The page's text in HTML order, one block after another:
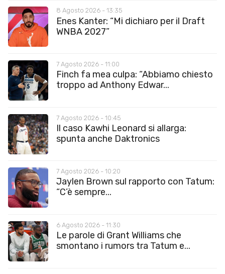
8 Agosto 2026 - 13:35
Enes Kanter: “Mi dichiaro per il Draft
WNBA 2027”
7 Agosto 2026 - 11:00
Finch fa mea culpa: “Abbiamo chiesto
troppo ad Anthony Edwar...
7 Agosto 2026 - 10:45
Il caso Kawhi Leonard si allarga:
spunta anche Daktronics
7 Agosto 2026 - 10:20
Jaylen Brown sul rapporto con Tatum:
“C’è sempre...
6 Agosto 2026 - 11:30
Le parole di Grant Williams che
smontano i rumors tra Tatum e...